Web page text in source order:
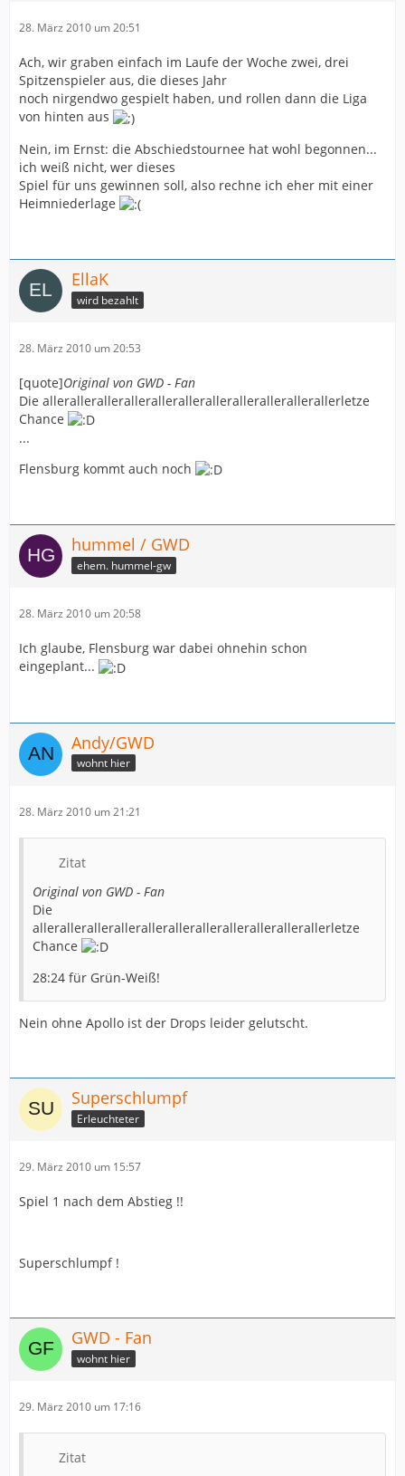
28. März 2010 um 20:51
Ach, wir graben einfach im Laufe der Woche zwei, drei
Spitzenspieler aus, die dieses Jahr
noch nirgendwo gespielt haben, und rollen dann die Liga
von hinten aus
Nein, im Ernst: die Abschiedstournee hat wohl begonnen...
ich weiß nicht, wer dieses
Spiel für uns gewinnen soll, also rechne ich eher mit einer
Heimniederlage
EllaK
wird bezahlt
28. März 2010 um 20:53
[quote]Original von GWD - Fan
Die allerallerallerallerallerallerallerallerallerallerallerletze
Chance
...
Flensburg kommt auch noch
hummel / GWD
ehem. hummel-gw
28. März 2010 um 20:58
Ich glaube, Flensburg war dabei ohnehin schon
eingeplant...
Andy/GWD
wohnt hier
28. März 2010 um 21:21
Zitat
Original von GWD - Fan
Die
allerallerallerallerallerallerallerallerallerallerallerletze
Chance
28:24 für Grün-Weiß!
Nein ohne Apollo ist der Drops leider gelutscht.
Superschlumpf
Erleuchteter
29. März 2010 um 15:57
Spiel 1 nach dem Abstieg !!
Superschlumpf !
GWD - Fan
wohnt hier
29. März 2010 um 17:16
Zitat